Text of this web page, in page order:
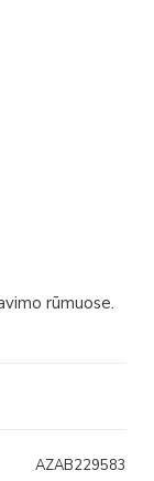
rūmuose.
AZAB229583